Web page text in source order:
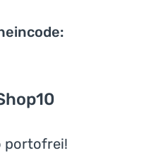
portofrei!